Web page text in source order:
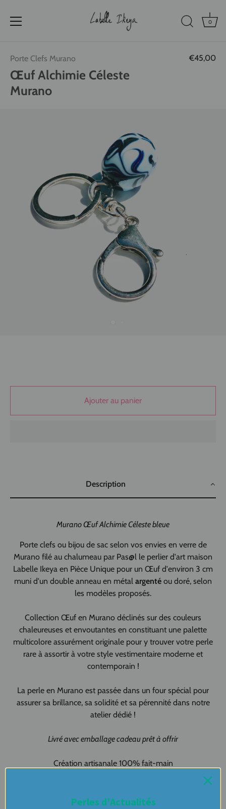
contenu
0
Porte Clefs Murano €45,00
Œuf Alchimie Céleste
Murano
Ajouter au panier
Description
Murano Œuf Alchimie Célestebleue
Porte clefs ou bijou de sac selon vos envies en verre de
Murano filé au chalumeau par Pas@l le perlier d'art maison
Labelle Ikeya en Pièce Unique pour un Œuf d'environ 3 cm
muni d'un double anneau en métal argenté ou doré, selon
les modèles proposés.
Collection Œuf en Murano déclinés sur des couleurs
chaleureuses et envoutantes en constituant une palette
multicolore assurément originale pour y trouver votre perle
rare à assortir à votre style vestimentaire moderne et
contemporain !
La perle en Murano est passée dans un four spécial pour
assurer sa brillance, sa solidité et sa pérennité dans notre
atelier dédié !
Livré avec emballage cadeau prêt à offrir
Création artisanale 100% fait-main
Bijou de sac pièce unique LABELLE IKEYA :du jamais vu, jamais
Perles d'Actualités